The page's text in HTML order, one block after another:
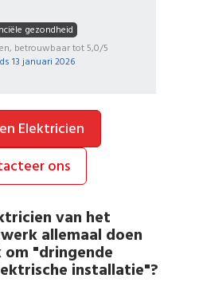
gezondheid
betrouwbaar tot 5,0/5
13 januari 2026
Elektricien
ons
van het
allemaal doen
om "dringende
installatie"?